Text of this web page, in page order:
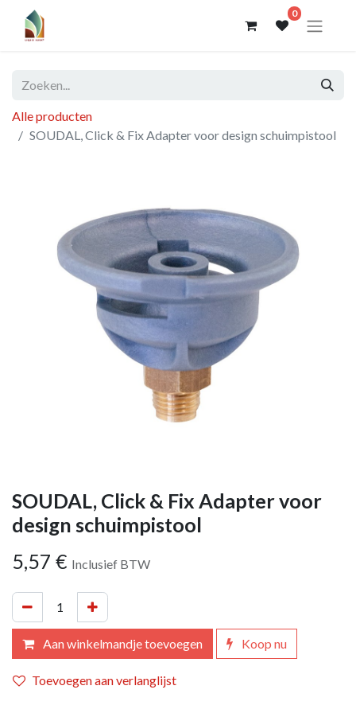
0
Alle producten
SOUDAL, Click & Fix Adapter voor design schuimpistool
SOUDAL, Click & Fix Adapter voor
design schuimpistool
5,57 € Inclusief BTW
Aan winkelmandje toevoegen Koop nu
Toevoegen aan verlanglijst